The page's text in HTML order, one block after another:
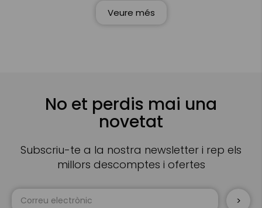
Veure més
No et perdis mai una
novetat
Subscriu-te a la nostra newsletter i rep els
millors descomptes i ofertes